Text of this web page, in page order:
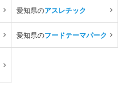
愛知県のアスレチック
愛知県のフードテーマパーク